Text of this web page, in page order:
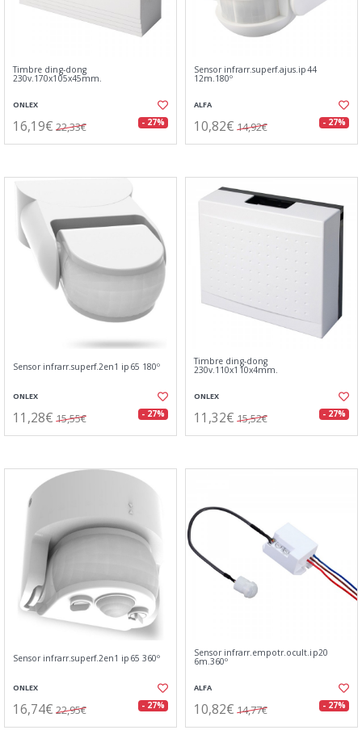
Timbre ding-dong
230v.170x105x45mm.
ONLEX
16,19€ 22,33€ - 27%
Sensor infrarr.superf.ajus.ip44
12m.180º
ALFA
10,82€ 14,92€ - 27%
Sensor infrarr.superf.2en1 ip65 180º
ONLEX
11,28€ 15,55€ - 27%
Timbre ding-dong
230v.110x110x4mm.
ONLEX
11,32€ 15,52€ - 27%
Sensor infrarr.superf.2en1 ip65 360º
ONLEX
16,74€ 22,95€ - 27%
Sensor infrarr.empotr.ocult.ip20
6m.360º
ALFA
10,82€ 14,77€ - 27%